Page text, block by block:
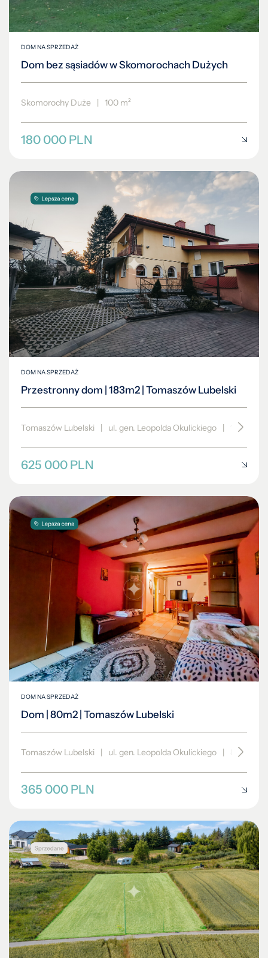
DOM NA SPRZEDAŻ
Dom bez sąsiadów w Skomorochach Dużych
Skomorochy Duże | 100 m²
180 000 PLN
DOM NA SPRZEDAŻ
Przestronny dom | 183m2 | Tomaszów Lubelski
Tomaszów Lubelski | ul. gen. Leopolda Okulickiego | 183 m²
625 000 PLN
DOM NA SPRZEDAŻ
Dom | 80m2 | Tomaszów Lubelski
Tomaszów Lubelski ul. gen. Leopolda Okulickiego 80 m²
365 000 PLN